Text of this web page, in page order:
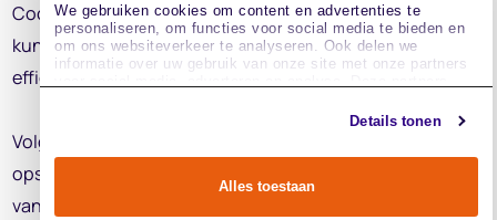
We gebruiken cookies om content en advertenties te
personaliseren, om functies voor social media te bieden en
om ons websiteverkeer te analyseren. Ook delen we
informatie over uw gebruik van onze site met onze partners
die u aan ze heeft verstrekt of die ze hebben verzameld op
Details tonen
Alles toestaan
Cookies zijn kleine tekstbestanden die door websites
kunnen worden gebruikt om gebruikerservaringen
efficiënter te maken.
Volgens de wet mogen wij cookies op uw apparaat
opslaan als ze strikt noodzakelijk zijn voor het gebruik
van de site. Voor alle andere soorten cookies hebben we